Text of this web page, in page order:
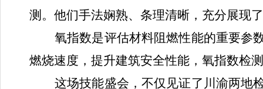
测 。 他们手法娴熟、条理清晰，充分展现
氧指数是评估材料阻燃性能的重要参
燃烧速度，提升建筑安全性能 ， 氧指数检测
这场技能盛会，不仅见证了川渝两地